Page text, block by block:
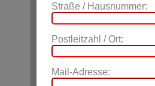
Straße / Hausnummer:
Postleitzahl / Ort:
Mail-Adresse: